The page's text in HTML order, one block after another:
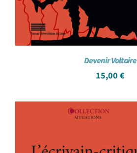
Devenir Voltaire
15,00 €